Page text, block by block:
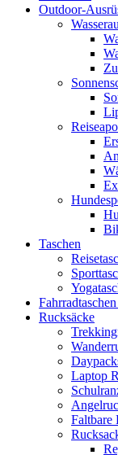
Outdoor-
Taschen
Rucksäcke
Laptop
Faltbare